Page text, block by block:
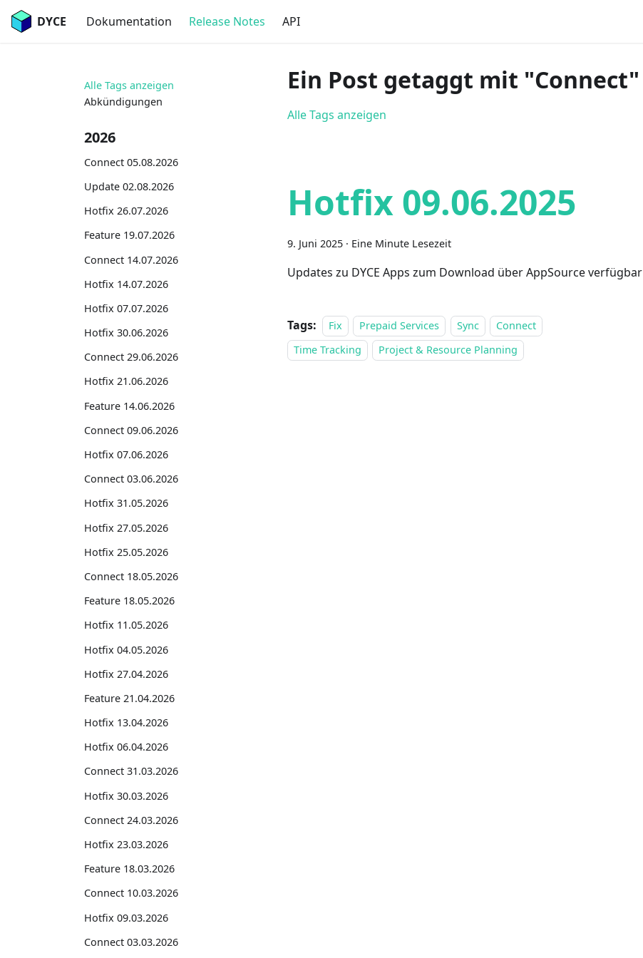
DYCE Dokumentation Release Notes API
Alle Tags anzeigen
Abkündigungen
2026
Connect 05.08.2026
Update 02.08.2026
Hotfix 26.07.2026
Feature 19.07.2026
Connect 14.07.2026
Hotfix 14.07.2026
Hotfix 07.07.2026
Hotfix 30.06.2026
Connect 29.06.2026
Hotfix 21.06.2026
Feature 14.06.2026
Connect 09.06.2026
Hotfix 07.06.2026
Connect 03.06.2026
Hotfix 31.05.2026
Hotfix 27.05.2026
Hotfix 25.05.2026
Connect 18.05.2026
Feature 18.05.2026
Hotfix 11.05.2026
Hotfix 04.05.2026
Hotfix 27.04.2026
Feature 21.04.2026
Hotfix 13.04.2026
Hotfix 06.04.2026
Connect 31.03.2026
Hotfix 30.03.2026
Connect 24.03.2026
Hotfix 23.03.2026
Feature 18.03.2026
Connect 10.03.2026
Hotfix 09.03.2026
Connect 03.03.2026
Ein Post getaggt mit "Connect"
Alle Tags anzeigen
Hotfix 09.06.2025
9. Juni 2025 · Eine Minute Lesezeit
Updates zu DYCE Apps zum Download über AppSource verfügbar
Tags: Fix Prepaid Services Sync
Connect
Time Tracking
Project & Resource Planning